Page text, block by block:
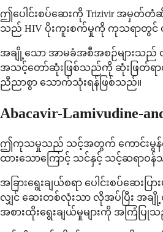
ဤပေါင်းစပ်ဆေးကို Trizivir အမှတ်တံ
သည် HIV ပိုးကူးစက်မှုကို ကုသရာတွင်
အချို့သော အာမခံအစီအစဉ်များသည်
အသင့်တော်ဆုံးဖြစ်သည်ကို ဆုံးဖြတ်
ညီညာစွာ သောက်သုံးရန်ဖြစ်သည်။
Abacavir-Lamivudine-
ဤကုသမှုသည် သင့်အတွက် ကောင်းမွန်စွာ အ
ထားသောကြောင့် သင်နှင့် သင့်ဆရာဝ
အခြားရွေးချယ်စရာ ပေါင်းစပ်ဆေးပ
လျှင် ဆေးတစ်လုံးသာ လိုအပ်ပြီး အချို့
အစားထိုးရွေးချယ်မှုများကို အကြံပ